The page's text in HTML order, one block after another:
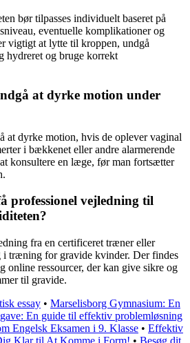
bør tilpasses individuelt baseret på
eventuelle komplikationer og
vigtigt at lytte til kroppen, undgå
hydreret og bruge korrekt
at dyrke motion under
at dyrke motion, hvis de oplever vaginal
i bækkenet eller andre alarmerende
konsultere en læge, før man fortsætter
professionel vejledning til
fra en certificeret træner eller
i træning for gravide kvinder. Der findes
online ressourcer, der kan give sikre og
til gravide.
essay • Marselisborg Gymnasium: En
En guide til effektiv problemløsning
Engelsk Eksamen i 9. Klasse • Effektiv
Klar til At Komme i Form! • Besøg dit